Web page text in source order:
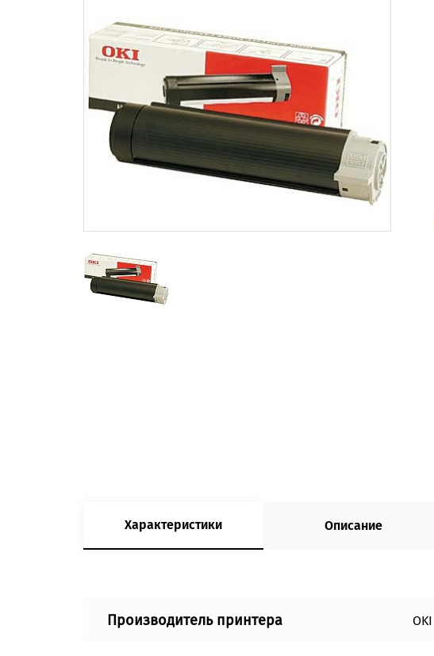
Характеристики Описание
Производитель принтера OKI